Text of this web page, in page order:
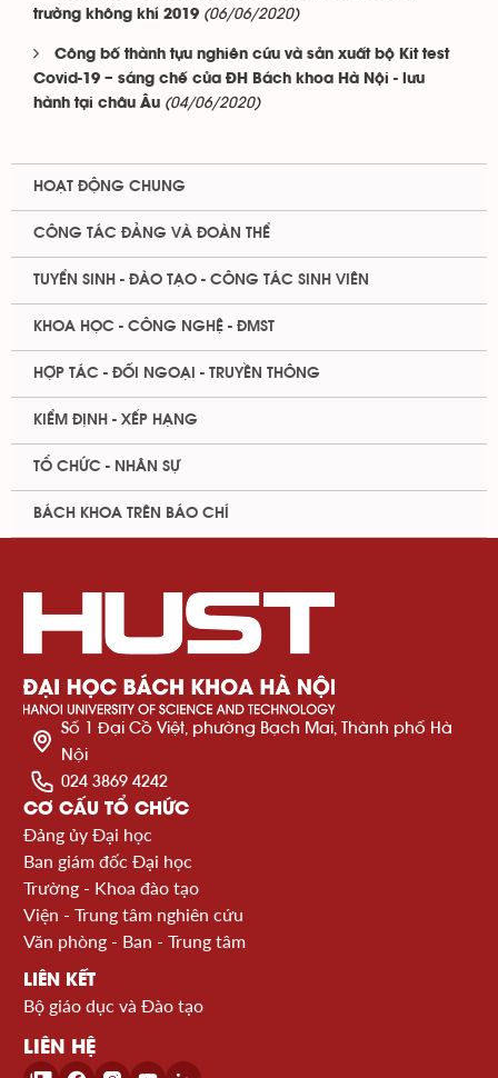
trường không khí 2019 (06/06/2020)
Công bố thành tựu nghiên cứu và sản xuất bộ Kit test
Covid-19 – sáng chế của ĐH Bách khoa Hà Nội - lưu
hành tại châu Âu (04/06/2020)
HOẠT ĐỘNG CHUNG
CÔNG TÁC ĐẢNG VÀ ĐOÀN THỂ
TUYỂN SINH - ĐÀO TẠO - CÔNG TÁC SINH VIÊN
KHOA HỌC - CÔNG NGHỆ - ĐMST
HỢP TÁC - ĐỐI NGOẠI - TRUYỀN THÔNG
KIỂM ĐỊNH - XẾP HẠNG
TỔ CHỨC - NHÂN SỰ
BÁCH KHOA TRÊN BÁO CHÍ
Số 1 Đại Cồ Việt, phường Bạch Mai, Thành phố Hà
Nội
024 3869 4242
CƠ CẤU TỔ CHỨC
Đảng ủy Đại học
Ban giám đốc Đại học
Trường - Khoa đào tạo
Viện - Trung tâm nghiên cứu
Văn phòng - Ban - Trung tâm
LIÊN KẾT
Bộ giáo dục và Đào tạo
LIÊN HỆ